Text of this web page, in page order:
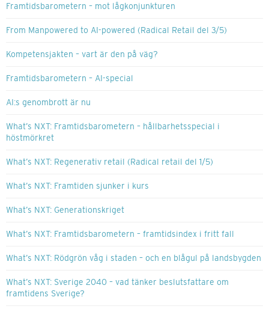
Framtidsbarometern – mot lågkonjunkturen
From Manpowered to AI-powered (Radical Retail del 3/5)
Kompetensjakten – vart är den på väg?
Framtidsbarometern – AI-special
AI:s genombrott är nu
What’s NXT: Framtidsbarometern – hållbarhetsspecial i
höstmörkret
What’s NXT: Regenerativ retail (Radical retail del 1/5)
What’s NXT: Framtiden sjunker i kurs
What’s NXT: Generationskriget
What’s NXT: Framtidsbarometern – framtidsindex i fritt fall
What’s NXT: Rödgrön våg i staden – och en blågul på landsbygden
What’s NXT: Sverige 2040 – vad tänker beslutsfattare om
framtidens Sverige?